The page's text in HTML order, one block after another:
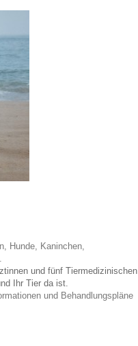
Hunde, Kaninchen,
und fünf Tiermedizinischen
Ihr Tier da ist.
und Behandlungspläne